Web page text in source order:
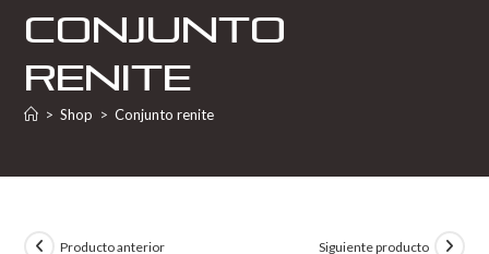
Conjunto
renite
> Shop > Conjunto renite
Producto anterior Siguiente producto